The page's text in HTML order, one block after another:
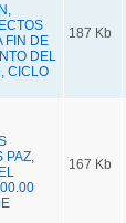
FIN DE
DEL
CICLO
187 Kb
PAZ,
167 Kb